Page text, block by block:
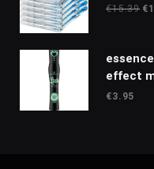
€15.39 €
effect
€3.95